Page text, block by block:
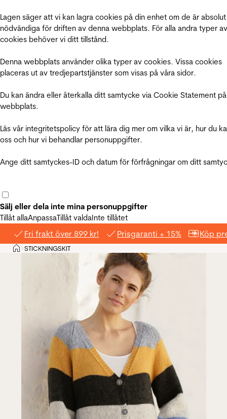
Lagen säger att vi kan lagra cookies på din enhet om de är absolut
nödvändiga för driften av denna webbplats. För alla andra typer av
cookies behöver vi ditt tillstånd.
Denna webbplats använder olika typer av cookies. Vissa cookies
placeras ut av tredjepartstjänster som visas på våra sidor.
Du kan ändra eller återkalla ditt samtycke via Cookie Statement
webbplats.
Läs vår integritetspolicy för att lära dig mer om vilka vi är, hur du
oss och hur vi behandlar personuppgifter.
Ange ditt samtyckes-ID och datum för förfrågningar om ditt
Sälj eller dela inte mina personuppgifter
Tillåt allaAnpassaTillåt valdaInte tillåtet
Fri frakt över 899 kr! Prisgaranti + 15% Köp
Hem
>STICKNINGSKIT